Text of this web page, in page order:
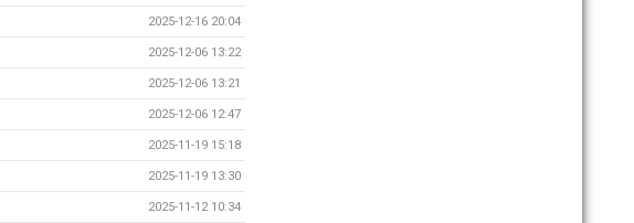
2025-12-16 20:04
2025-12-06 13:22
2025-12-06 13:21
2025-12-06 12:47
2025-11-19 15:18
2025-11-19 13:30
2025-11-12 10:34